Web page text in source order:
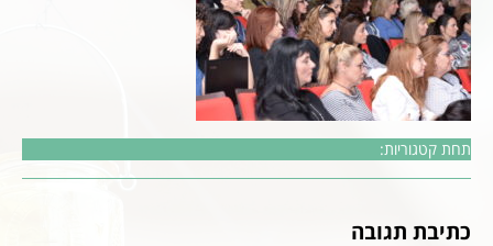
תחת קטגוריות:
כתיבת תגובה